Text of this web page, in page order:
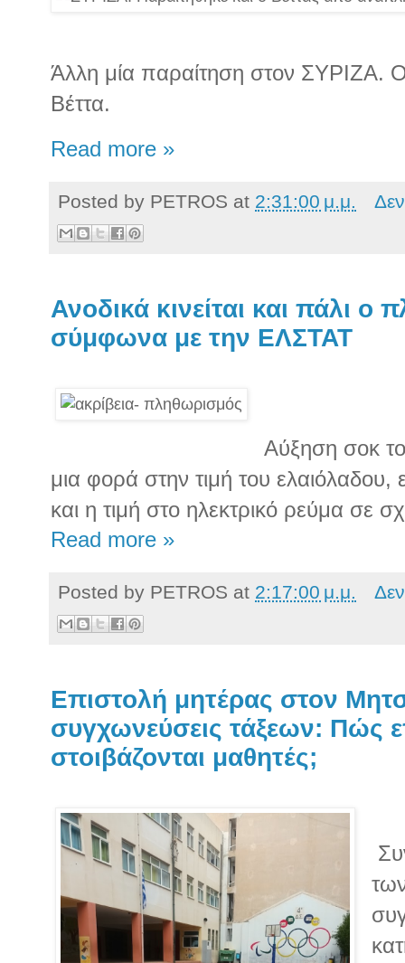
Άλλη μία παραίτηση στον ΣΥΡΙΖΑ.
Βέττα.
Read more »
Posted by PETROS at 2:31:00 μ.μ.
Ανοδικά κινείται και πάλι ο
σύμφωνα με την ΕΛΣΤΑΤ
Αύξηση σοκ
μια φορά στην τιμή του
και η τιμή στο ηλεκτρικό ρεύμα σε
Read more »
Posted by PETROS at 2:17:00 μ.μ.
Επιστολή μητέρας στον
συγχωνεύσεις τάξεων: Πώς
στοιβάζονται μαθητές;